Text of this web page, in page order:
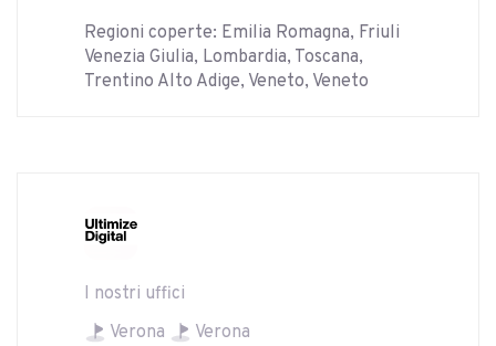
Regioni coperte: Emilia Romagna, Friuli
Venezia Giulia, Lombardia, Toscana,
Trentino Alto Adige, Veneto, Veneto
I nostri uffici
Verona
Verona